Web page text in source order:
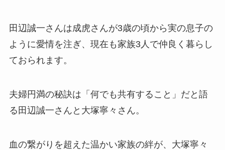
田辺誠一さんは成虎さんが3歳の頃から実の息子の
ように愛情を注ぎ、現在も家族3人で仲良く暮らし
ておられます。
夫婦円満の秘訣は「何でも共有すること」だと語
る田辺誠一さんと大塚寧々さん。
血の繋がりを超えた温かい家族の絆が、大塚寧々